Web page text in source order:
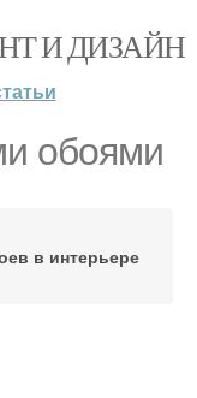
И ДИЗАЙН
обоями
в интерьере